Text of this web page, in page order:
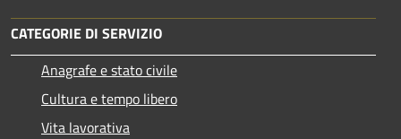
CATEGORIE DI SERVIZIO
Anagrafe e stato civile
Cultura e tempo libero
Vita lavorativa